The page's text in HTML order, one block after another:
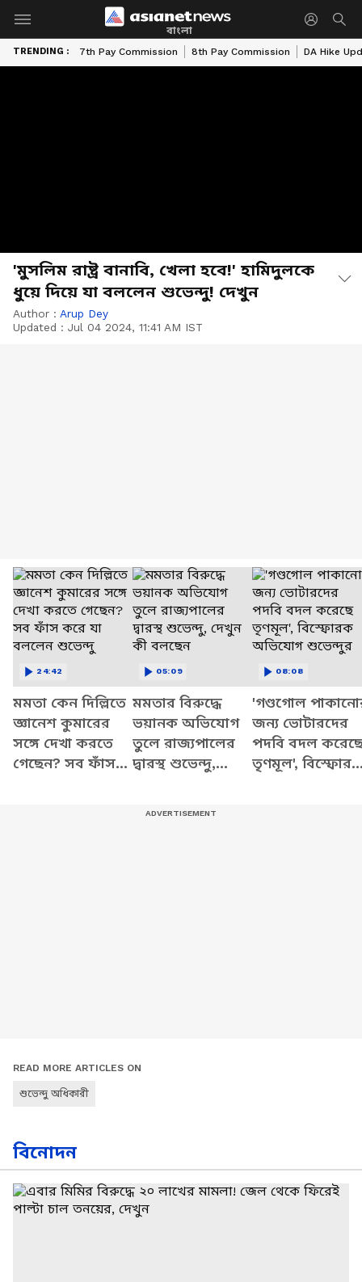
বাংলা
TRENDING : 7th Pay Commission 8th Pay Commission DA Hike
'মুসলিম রাষ্ট্র বানাবি, খেলা হবে!' হামিদুলকে
ধুয়ে দিয়ে যা বললেন শুভেন্দু! দেখুন
Author : Arup Dey
Updated : Jul 04 2024, 11:41 AM IST
মমতা কেন দিল্লিতে
জ্ঞানেশ কুমারের
সঙ্গে দেখা করতে
গেছেন? সব ফাঁস
24:42
মমতার বিরুদ্ধে
ভয়ানক অভিযোগ
তুলে রাজ্যপালের
দ্বারস্থ শুভেন্দু,
05:09
'গণ্ডগোল
জন্য ভোটারদের
পদবি বদল
তৃণমূল',
08:08
READ MORE ARTICLES ON
শুভেন্দু অধিকারী
বিনোদন